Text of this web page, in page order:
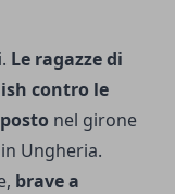
Le ragazze di
contro le
nel girone
Ungheria.
brave a